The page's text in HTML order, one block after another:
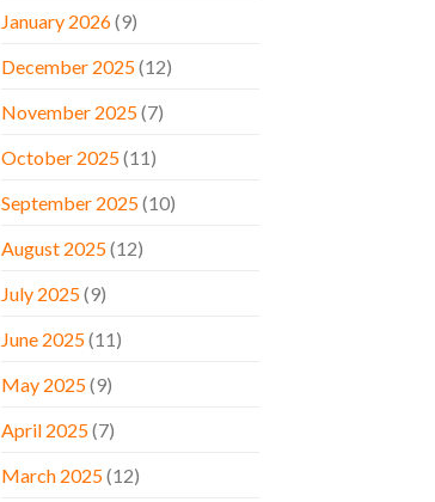
January 2026(9)
December 2025(12)
November 2025(7)
October 2025(11)
September 2025(10)
August 2025(12)
July 2025(9)
June 2025(11)
May 2025(9)
April 2025(7)
March 2025(12)